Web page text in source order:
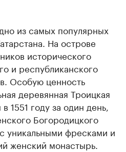
из самых популярных
На острове
исторического
и республиканского
Особую ценность
деревянная Троицкая
1551 году за один день,
Богородицкого
уникальными фресками и
женский монастырь.